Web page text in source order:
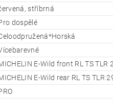
stříbrná
dospělé
E-Wild front RL TS TLR
E-Wild rear RL TS TLR